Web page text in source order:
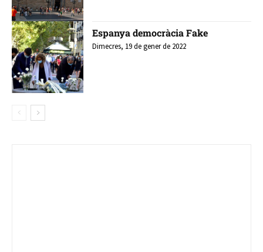
Espanya democràcia Fake
Dimecres, 19 de gener de 2022